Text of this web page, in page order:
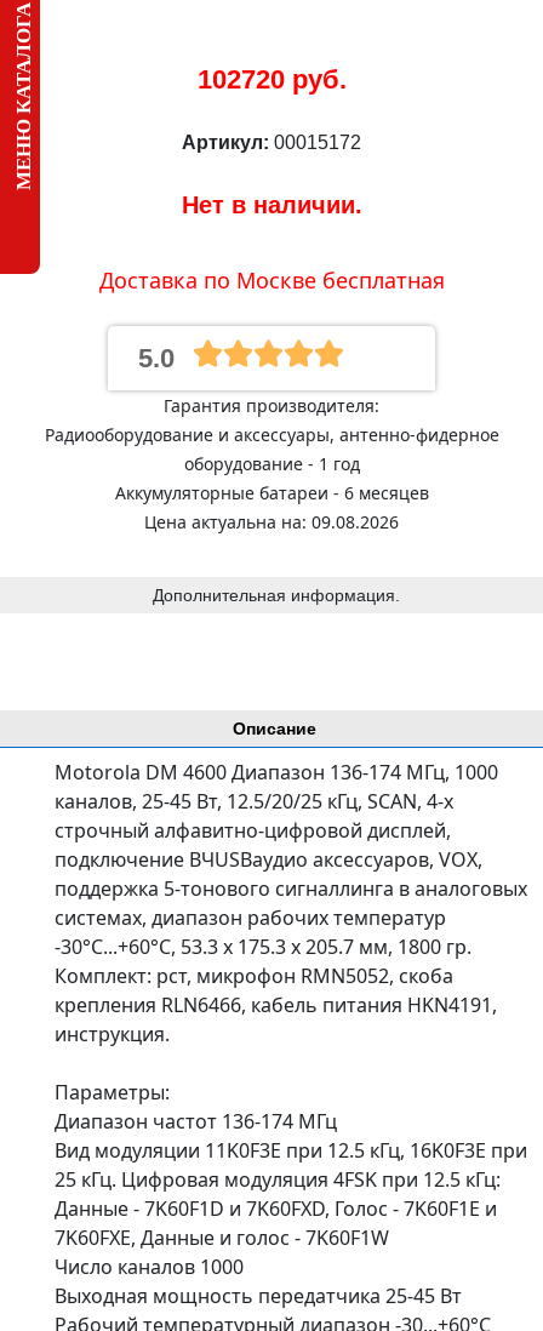
МЕНЮ КАТАЛОГА
Описание
Motorola DM 4600 Диапазон 136-174 МГц, 1000
каналов, 25-45 Вт, 12.5/20/25 кГц, SCAN, 4-х
строчный алфавитно-цифровой дисплей,
подключение ВЧUSBаудио аксессуаров, VOX,
поддержка 5-тонового сигналлинга в аналоговых
системах, диапазон рабочих температур
-30°С...+60°С, 53.3 x 175.3 х 205.7 мм, 1800 гр.
Комплект: рст, микрофон RMN5052, скоба
крепления RLN6466, кабель питания HKN4191,
инструкция.
Параметры:
Диапазон частот 136-174 МГц
Вид модуляции 11K0F3E при 12.5 кГц, 16K0F3E при
25 кГц. Цифровая модуляция 4FSK при 12.5 кГц:
Данные - 7K60F1D и 7K60FXD, Голос - 7K60F1E и
7K60FXE, Данные и голос - 7K60F1W
Число каналов 1000
Выходная мощность передатчика 25-45 Вт
Рабочий температурный диапазон -30...+60°C
102720 руб.
Артикул: 00015172
Нет в наличии.
Доставка по Москве бесплатная
5.0
Гарантия производителя:
Радиооборудование и аксессуары, антенно-фидерное
оборудование - 1 год
Аккумуляторные батареи - 6 месяцев
Цена актуальна на: 09.08.2026
Дополнительная информация.